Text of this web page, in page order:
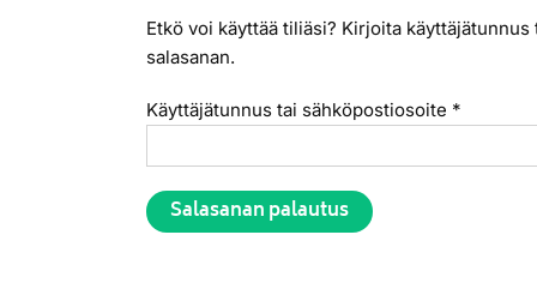
Etkö voi käyttää tiliäsi? Kirjoita
salasanan.
Käyttäjätunnus tai sähköpostiosoite *
Salasanan palautus